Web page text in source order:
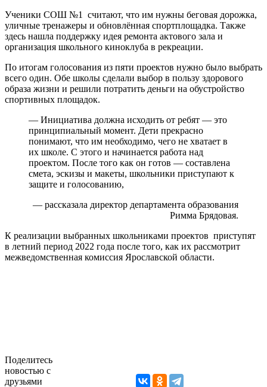
Ученики СОШ №1 считают, что им нужны беговая дорожка,
уличные тренажеры и обновлённая спортплощадка. Также
здесь нашла поддержку идея ремонта актового зала и
организация школьного киноклуба в рекреации.
По итогам голосования из пяти проектов нужно было выбрать
всего один. Обе школы сделали выбор в пользу здорового
образа жизни и решили потратить деньги на обустройство
спортивных площадок.
— Инициатива должна исходить от ребят — это
принципиальный момент. Дети прекрасно
понимают, что им необходимо, чего не хватает в
их школе. С этого и начинается работа над
проектом. После того как он готов — составлена
смета, эскизы и макеты, школьники приступают к
защите и голосованию,
— рассказала директор департамента образования
Римма Брядовая.
К реализации выбранных школьниками проектов приступят
в летний период 2022 года после того, как их рассмотрит
межведомственная комиссия Ярославской области.
Поделитесь
новостью с
друзьями